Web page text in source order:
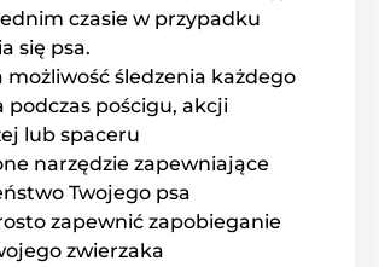
czasie w przypadku
się psa.
możliwość śledzenia każdego
podczas pościgu, akcji
lub spaceru
narzędzie zapewniające
Twojego psa
zapewnić zapobieganie
zwierzaka